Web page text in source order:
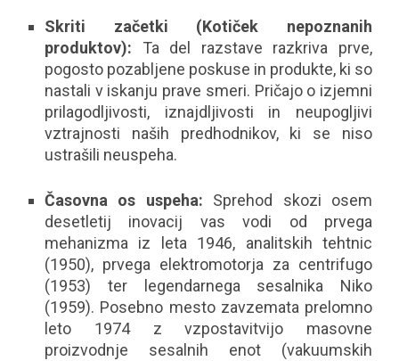
Skriti začetki (Kotiček nepoznanih
produktov): Ta del razstave razkriva prve,
pogosto pozabljene poskuse in produkte, ki so
nastali v iskanju prave smeri. Pričajo o izjemni
prilagodljivosti, iznajdljivosti in neupogljivi
vztrajnosti naših predhodnikov, ki se niso
ustrašili neuspeha.
Časovna os uspeha: Sprehod skozi osem
desetletij inovacij vas vodi od prvega
mehanizma iz leta 1946, analitskih tehtnic
(1950), prvega elektromotorja za centrifugo
(1953) ter legendarnega sesalnika Niko
(1959). Posebno mesto zavzemata prelomno
leto 1974 z vzpostavitvijo masovne
proizvodnje sesalnih enot (vakuumskih